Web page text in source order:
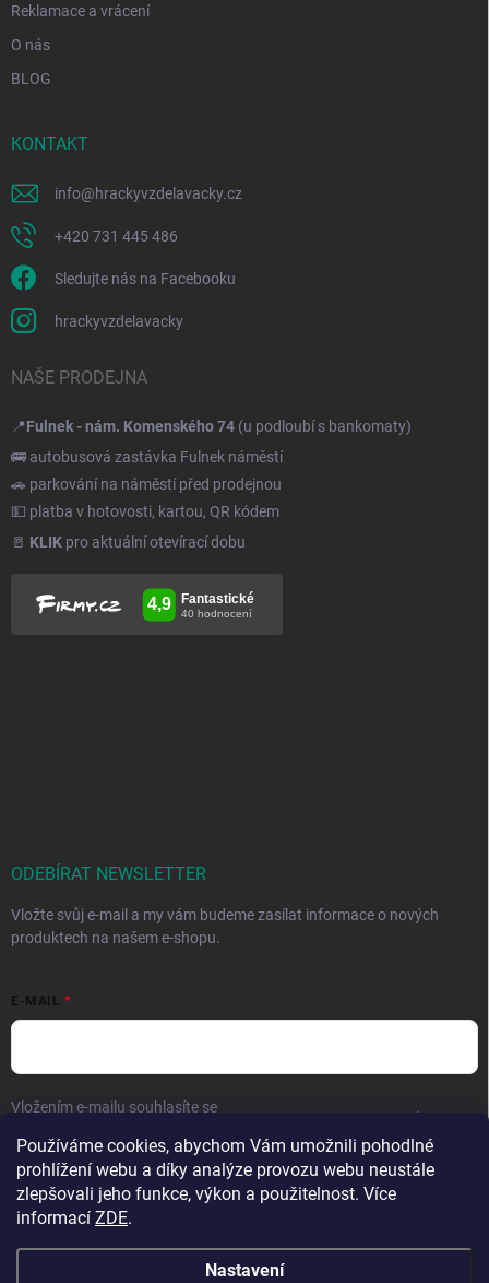
Používáme cookies, abychom Vám umožnili pohodlné
prohlížení webu a díky analýze provozu webu neustále
zlepšovali jeho funkce, výkon a použitelnost. Více
informací ZDE.
Nastavení
Reklamace a vrácení
O nás
BLOG
KONTAKT
info@hrackyvzdelavacky.cz
+420 731 445 486
Sledujte nás na Facebooku
hrackyvzdelavacky
NAŠE PRODEJNA
📍Fulnek - nám. Komenského 74 (u podloubí s bankomaty)
🚌 autobusová zastávka Fulnek náměstí
🚗 parkování na náměstí před prodejnou
💵 platba v hotovosti, kartou, QR kódem
🚪 KLIK pro aktuální otevírací dobu
ODEBÍRAT NEWSLETTER
Vložte svůj e-mail a my vám budeme zasílat informace o nových
produktech na našem e-shopu.
E-MAIL
Vložením e-mailu souhlasíte se .
Přihlásit se